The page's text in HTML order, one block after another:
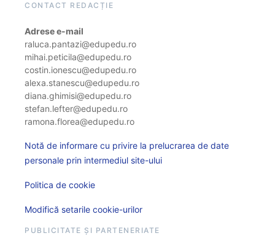
CONTACT REDACȚIE
Adrese e-mail
raluca.pantazi@edupedu.ro
mihai.peticila@edupedu.ro
costin.ionescu@edupedu.ro
alexa.stanescu@edupedu.ro
diana.ghimisi@edupedu.ro
stefan.lefter@edupedu.ro
ramona.florea@edupedu.ro
Notă de informare cu privire la prelucrarea de date
personale prin intermediul site-ului
Politica de cookie
Modifică setarile cookie-urilor
PUBLICITATE ȘI PARTENERIATE